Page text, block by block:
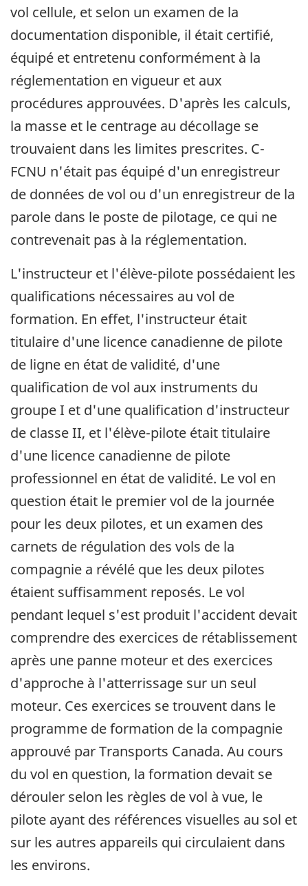
vol cellule, et selon un examen de la
documentation disponible, il était certifié,
équipé et entretenu conformément à la
réglementation en vigueur et aux
procédures approuvées. D'après les calculs,
la masse et le centrage au décollage se
trouvaient dans les limites prescrites. C-
FCNU n'était pas équipé d'un enregistreur
de données de vol ou d'un enregistreur de la
parole dans le poste de pilotage, ce qui ne
contrevenait pas à la réglementation.
L'instructeur et l'élève-pilote possédaient les
qualifications nécessaires au vol de
formation. En effet, l'instructeur était
titulaire d'une licence canadienne de pilote
de ligne en état de validité, d'une
qualification de vol aux instruments du
groupe I et d'une qualification d'instructeur
de classe II, et l'élève-pilote était titulaire
d'une licence canadienne de pilote
professionnel en état de validité. Le vol en
question était le premier vol de la journée
pour les deux pilotes, et un examen des
carnets de régulation des vols de la
compagnie a révélé que les deux pilotes
étaient suffisamment reposés. Le vol
pendant lequel s'est produit l'accident devait
comprendre des exercices de rétablissement
après une panne moteur et des exercices
d'approche à l'atterrissage sur un seul
moteur. Ces exercices se trouvent dans le
programme de formation de la compagnie
approuvé par Transports Canada. Au cours
du vol en question, la formation devait se
dérouler selon les règles de vol à vue, le
pilote ayant des références visuelles au sol et
sur les autres appareils qui circulaient dans
les environs.